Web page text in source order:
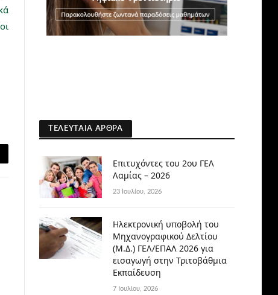
ΤΕΛΕΥΤΑΊΑ ΆΡΘΡΑ
Επιτυχόντες του 2ου ΓΕΛ
Λαμίας – 2026
23 Ιουλίου, 2026
Ηλεκτρονική υποβολή του
Μηχανογραφικού Δελτίου
(Μ.Δ.) ΓΕΛ/ΕΠΑΛ 2026 για
εισαγωγή στην Τριτοβάθμια
Εκπαίδευση
7 Ιουλίου, 2026